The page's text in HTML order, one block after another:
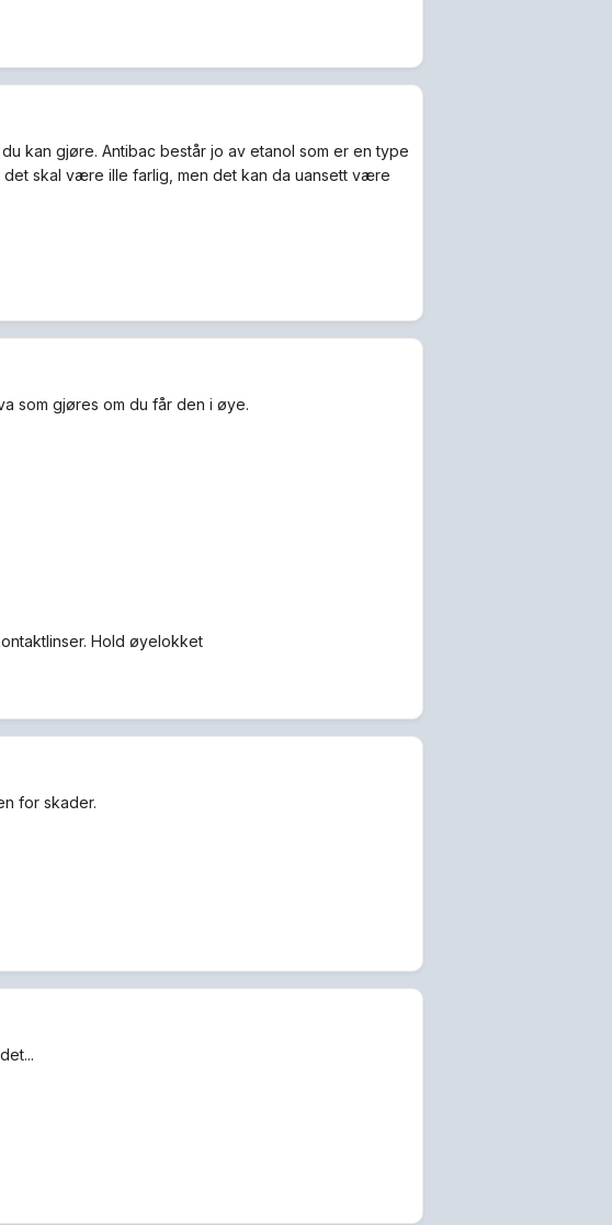
kan gjøre. Antibac består jo av etanol som er en type
skal være ille farlig, men det kan da uansett være
som gjøres om du får den i øye.
Hold øyelokket
for skader.